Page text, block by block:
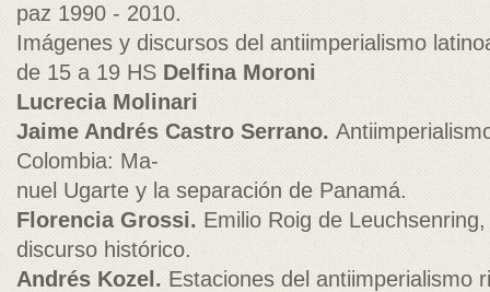
paz 1990 - 2010.
Imágenes y discursos del antiimperialismo
de 15 a 19 HS Delfina Moroni
Lucrecia Molinari
Jaime Andrés Castro Serrano.
Colombia: Ma-
nuel Ugarte y la separación de Panamá.
Florencia Grossi.Emilio Roig de
discurso histórico.
Andrés Kozel.Estaciones del antiimperialismo